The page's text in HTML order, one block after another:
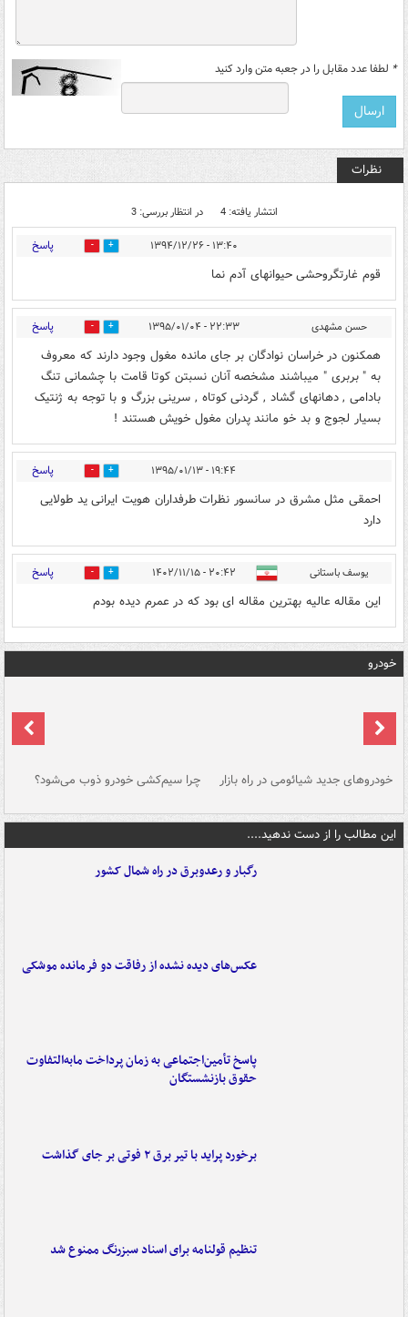
* لطفا عدد مقابل را در جعبه متن وارد کنید
نظرات
انتشار یافته: 4 در انتظار بررسی: 3
۱۳:۴۰ - ۱۳۹۴/۱۲/۲۶ 23 پاسخ
قوم غارتگروحشی حیوانهای آدم نما
حسن مشهدی ۲۲:۳۳ - ۱۳۹۵/۰۱/۰۴ 17 پاسخ
همکنون در خراسان نوادگان بر جای مانده مغول وجود دارند که معروف
به " بربری " میباشند مشخصه آنان نسبتن کوتا قامت با چشمانی تنگ
بادامی , دهانهای گشاد , گردنی کوتاه , سرینی بزرگ و با توجه به ژنتیک
بسیار لجوج و بد خو مانند پدران مغول خویش هستند !
۱۹:۴۴ - ۱۳۹۵/۰۱/۱۳ 11 پاسخ
احمقی مثل مشرق در سانسور نظرات طرفداران هویت ایرانی ید طولایی
دارد
یوسف باستانی ۲۰:۴۲ - ۱۴۰۲/۱۱/۱۵ 0 پاسخ
این مقاله عالیه بهترین مقاله ای بود که در عمرم دیده بودم
خودرو
خودروهای جدید شیائومی در راه بازار چرا سیم‌کشی خودرو ذوب می‌شود؟
این مطالب را از دست ندهید....
رگبار و رعدوبرق در راه شمال کشور
عکس‌های دیده نشده از رفاقت دو فرمانده‌ موشکی
پاسخ تأمین‌اجتماعی به زمان پرداخت مابه‌التفاوت
حقوق بازنشستگان
برخورد پراید با تیر برق ۲ فوتی بر جای گذاشت
تنظیم قولنامه برای اسناد سبزرنگ ممنوع شد